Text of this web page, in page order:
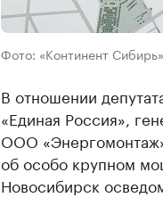
Фото: «Континент Сибирь»
В отношении
«Единая Россия»,
ООО
об особо крупном
Новосибирск